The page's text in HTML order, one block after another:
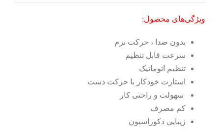
ویژگی‌های محصول:
بدون صدا ، حرکت نرم
سرعت قابل تنظیم
تنظیم اتوماتیک
استارت خودکار با حرکت دست
سهولت و راحتی کار
کم مصرف
زیبایی دکوراسیون